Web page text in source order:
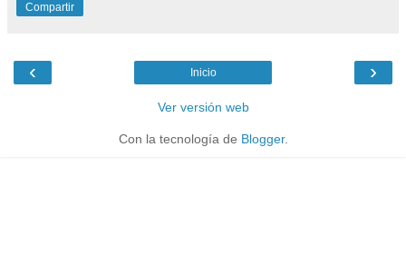
Compartir
‹ ›
Inicio
Ver versión web
Con la tecnología de Blogger.